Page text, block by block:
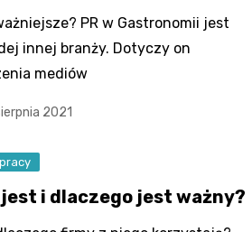
PR w Gastronomii jest
innej branży. Dotyczy on
mediów
2021
i dlaczego jest ważny?